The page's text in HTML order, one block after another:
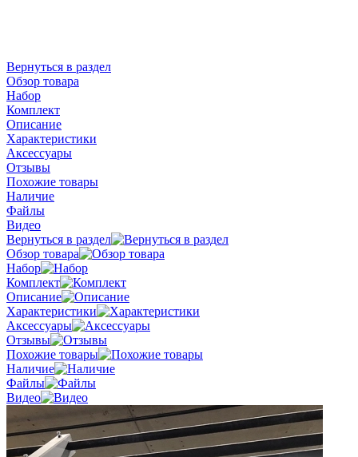
Вернуться в раздел
Обзор товара
Набор
Комплект
Описание
Характеристики
Аксессуары
Отзывы
Похожие товары
Наличие
Файлы
Видео
Вернуться в раздел
Обзор товара
Набор
Комплект
Описание
Характеристики
Аксессуары
Отзывы
Похожие товары
Наличие
Файлы
Видео